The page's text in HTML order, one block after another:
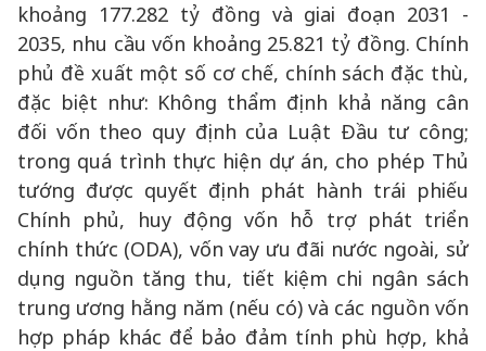
khoảng 177.282 tỷ đồng và giai đoạn 2031 -
2035, nhu cầu vốn khoảng 25.821 tỷ đồng. Chính
phủ đề xuất một số cơ chế, chính sách đặc thù,
đặc biệt như: Không thẩm định khả năng cân
đối vốn theo quy định của Luật Đầu tư công;
trong quá trình thực hiện dự án, cho phép Thủ
tướng được quyết định phát hành trái phiếu
Chính phủ, huy động vốn hỗ trợ phát triển
chính thức (ODA), vốn vay ưu đãi nước ngoài, sử
dụng nguồn tăng thu, tiết kiệm chi ngân sách
trung ương hằng năm (nếu có) và các nguồn vốn
hợp pháp khác để bảo đảm tính phù hợp, khả